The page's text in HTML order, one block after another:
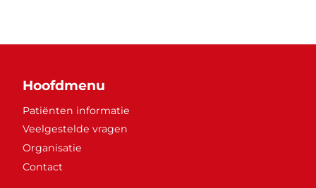
Hoofdmenu
Patiënten informatie
Veelgestelde vragen
Organisatie
Contact